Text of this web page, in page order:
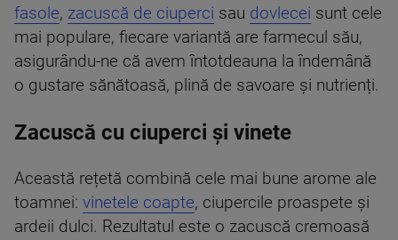
fasole, zacuscă de ciuperci sau dovlecei sunt cele
mai populare, fiecare variantă are farmecul său,
asigurându-ne că avem întotdeauna la îndemână
o gustare sănătoasă, plină de savoare și nutrienți.
Zacuscă cu ciuperci și vinete
Această rețetă combină cele mai bune arome ale
toamnei: vinetele coapte, ciupercile proaspete și
ardeii dulci. Rezultatul este o zacuscă cremoasă